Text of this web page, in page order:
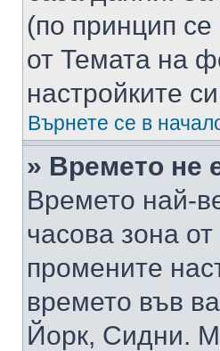
(по принцип
от Темата на
настройките
Върнете се в
» Времето не
Времето най-
часова зона
промените
времето във
Йорк, Сидни.